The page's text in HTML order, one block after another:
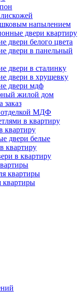
напылением
двери квартиру
двери белого цвета
двери в панельный
двери в сталинку
двери в хрущевку
двери мдф
жилой дом
заказ
отделкой МДФ
в квартиру
квартиру
двери белые
квартиру
в квартиру
квартиры
квартиры